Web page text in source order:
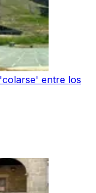
entre los